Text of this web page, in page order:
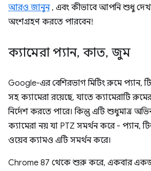
আরও জানুন, এবং কীভাবে আপনি শুধু
অংশগ্রহণ করতে পারবেন!
ক্যামেরা প্যান, কাত, জুম
Google-এর বেশিরভাগ মিটিং রুমে প্যান,
সহ ক্যামেরা রয়েছে, যাতে ক্যামেরাটি
নির্দেশ করতে পারে। কিন্তু এটি শুধুমাত্র
ক্যামেরা নয় যা PTZ সমর্থন করে - প্যান,
ওয়েব ক্যামও এটি সমর্থন করে।
Chrome 87 থেকে শুরু করে, একবার